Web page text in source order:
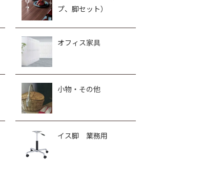
プ、脚セット）
オフィス家具
小物・その他
イス脚 業務用